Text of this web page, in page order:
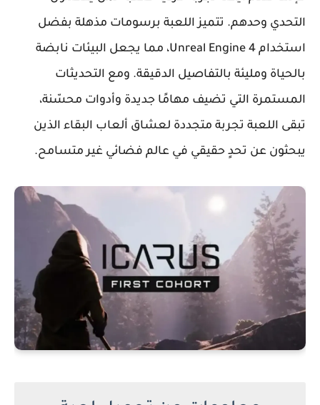
التحدي وحدهم. تتميز اللعبة برسومات مذهلة بفضل
استخدام Unreal Engine 4، مما يجعل البيئات نابضة
بالحياة ومليئة بالتفاصيل الدقيقة. ومع التحديثات
المستمرة التي تضيف مهامًا جديدة وأدوات محسّنة،
تبقى اللعبة تجربة متجددة لعشاق ألعاب البقاء الذين
يبحثون عن تحدٍ حقيقي في عالم فضائي غير متسامح.